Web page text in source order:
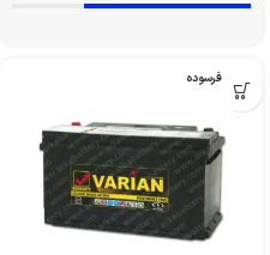
بدون فرسوده